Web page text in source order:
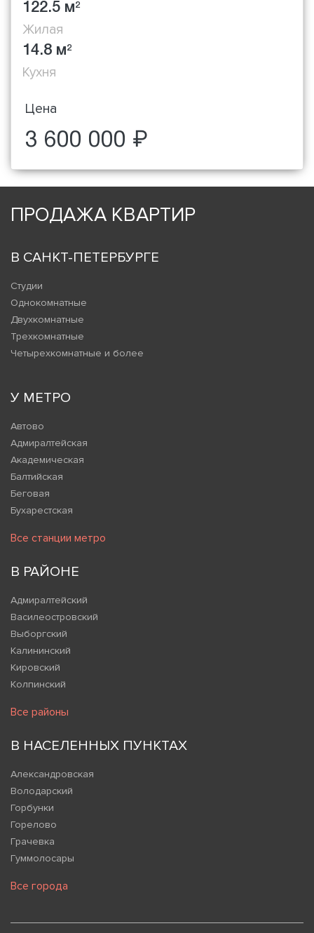
122.5 м2
Жилая
14.8 м2
Кухня
Цена
3 600 000 ₽
ПРОДАЖА КВАРТИР
В САНКТ-ПЕТЕРБУРГЕ
Студии
Однокомнатные
Двухкомнатные
Трехкомнатные
Четырехкомнатные и более
У МЕТРО
Автово
Адмиралтейская
Академическая
Балтийская
Беговая
Бухарестская
Все станции метро
В РАЙОНЕ
Адмиралтейский
Василеостровский
Выборгский
Калининский
Кировский
Колпинский
Все районы
В НАСЕЛЕННЫХ ПУНКТАХ
Александровская
Володарский
Горбунки
Горелово
Грачевка
Гуммолосары
Все города